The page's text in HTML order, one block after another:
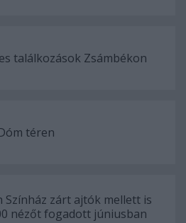
találkozások Zsámbékon
téren
Színház zárt ajtók mellett is
nézőt fogadott júniusban